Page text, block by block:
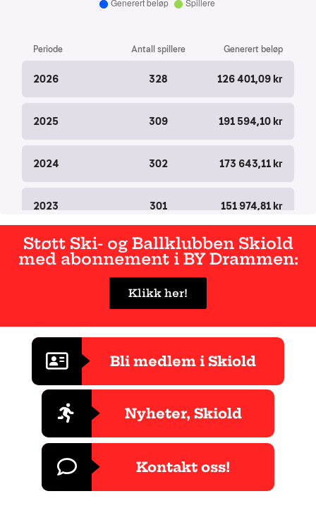
Støtt Ski- og Ballklubben Skiold
med abonnement i BY Drammen:
Klikk her!
Bli medlem i Skiold
Nyheter, Skiold
Kontakt oss!